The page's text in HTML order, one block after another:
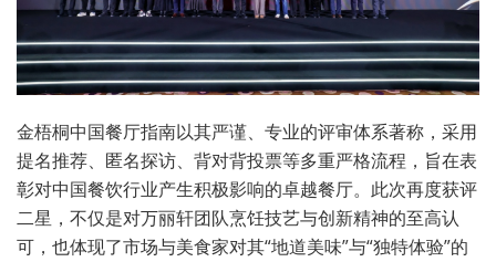
金梧桐中国餐厅指南以其严谨、专业的评审体系著称，采用
提名推荐、匿名探访、背对背投票等多重严格流程，旨在表
彰对中国餐饮行业产生积极影响的卓越餐厅。此次再度获评
二星，不仅是对万丽轩团队烹饪技艺与创新精神的至高认
可，也体现了市场与美食家对其“地道美味”与“独特体验”的